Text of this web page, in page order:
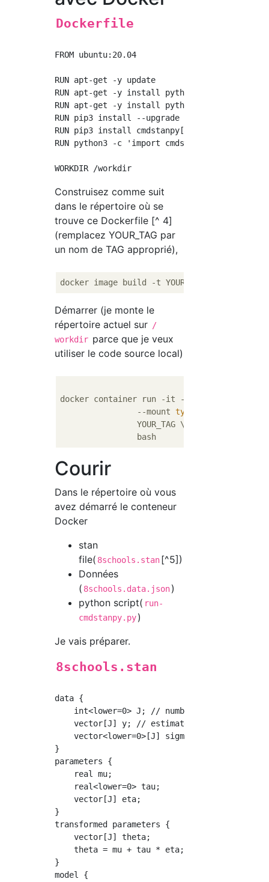
Dockerfile
FROM ubuntu:20.04
RUN apt-get -y update
RUN apt-get -y install python3
RUN apt-get -y install python3-pip
RUN pip3 install --upgrade pip
RUN pip3 install cmdstanpy[all]
RUN python3 -c 'import cmdstanpy;
Construisez comme suit
dans le répertoire où se
trouve ce Dockerfile [^ 4]
(remplacez YOUR_TAG par
un nom de TAG approprié),
Démarrer (je monte le
répertoire actuel sur /
workdir parce que je veux
utiliser le code source local)
docker container run -it --rm --net=host  \
		--mount
type
		YOUR_TAG \
Courir
Dans le répertoire où vous
avez démarré le conteneur
Docker
stan
file( 8schools.stan [^5])
Données
( 8schools.data.json)
python script( run-
cmdstanpy.py)
Je vais préparer.
8schools.stan
data {
    int<lower=0> J; // number of schools
vector[J] y; // estimated treatment
vector<lower=0>[J] sigma; // s.e. of
}
parameters {
    real mu;
    real<lower=0> tau;
    vector[J] eta;
}
transformed parameters {
    vector[J] theta;
    theta = mu + tau * eta;
}
model {